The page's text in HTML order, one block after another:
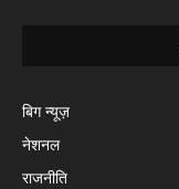
बिग न्यूज़
नेशनल
राजनीति